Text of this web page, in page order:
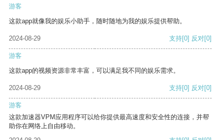
游客
这款app就像我的娱乐小助手，随时随地为我的娱乐提供帮助。
2024-08-29 支持[0] 反对[0]
游客
这款app的视频资源非常丰富，可以满足我不同的娱乐需求。
2024-08-29 支持[0] 反对[0]
游客
这款加速器VPM应用程序可以给你提供最高速度和安全性的连接，并帮
助你在网络上自由移动。